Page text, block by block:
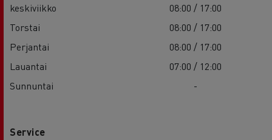
keskiviikko
08:00 / 17:00
Torstai
08:00 / 17:00
Perjantai
08:00 / 17:00
Lauantai
07:00 / 12:00
Sunnuntai
-
Service